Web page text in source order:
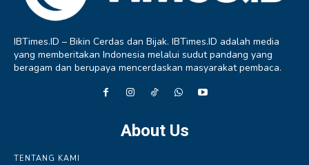
IBTimes.ID – Bikin Cerdas dan Bijak. IBTimes.ID adalah media
yang memberitakan Indonesia melalui sudut pandang yang
beragam dan berupaya mencerdaskan masyarakat pembaca.
About Us
TENTANG KAMI